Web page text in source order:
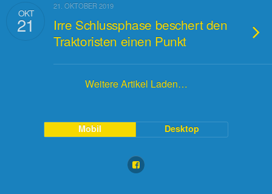
OKT
21
21. OKTOBER 2019
Irre Schlussphase beschert den
Traktoristen einen Punkt
Weitere Artikel Laden…
Mobil Desktop